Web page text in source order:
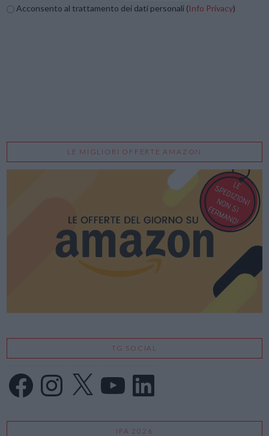
Acconsento al trattamento dei dati personali (Info Privacy)
LE MIGLIORI OFFERTE AMAZON
TG SOCIAL
FacebookInstagram
X LinkedIn
IFA 2026